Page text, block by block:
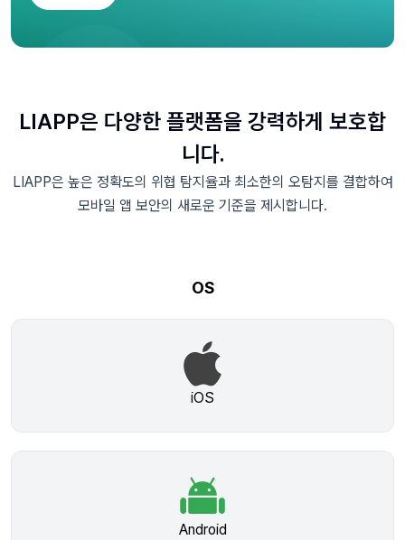
LIAPP은 다양한 플랫폼을 강력하게 보호합
니다.
LIAPP은 높은 정확도의 위협 탐지율과 최소한의 오탐지를 결합하여
모바일 앱 보안의 새로운 기준을 제시합니다.
OS
iOS
Android